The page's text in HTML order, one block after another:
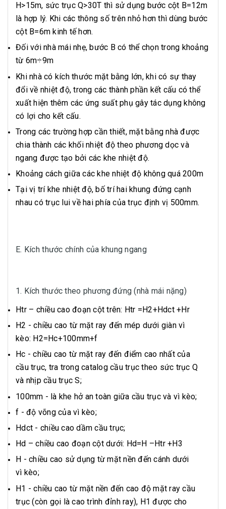
H>15m, sức trục Q>30T thì sử dụng bước cột B=12m
là hợp lý. Khi các thông số trên nhỏ hơn thì dùng bước
cột B=6m kinh tế hơn.
Đối với nhà mái nhẹ, bước B có thể chọn trong khoảng
từ 6m÷9m
Khi nhà có kích thước mặt bằng lớn, khi có sự thay
đổi về nhiệt độ, trong các thành phần kết cấu có thể
xuất hiện thêm các ứng suất phụ gây tác dụng không
có lợi cho kết cấu.
Trong các trường hợp cần thiết, mặt bằng nhà được
chia thành các khối nhiệt độ theo phương dọc và
ngang được tạo bởi các khe nhiệt độ.
Khoảng cách giữa các khe nhiệt độ không quá 200m
Tại vị trí khe nhiệt độ, bố trí hai khung đứng cạnh
nhau có trục lui về hai phía của trục định vị 500mm.
E. Kích thước chính của khung ngang
1. Kích thước theo phương đứng (nhà mái nặng)
Htr – chiều cao đoạn cột trên: Htr =H2+Hdct +Hr
H2 - chiều cao từ mặt ray đến mép dưới giàn vì
kèo: H2=Hc+100mm+f
Hc - chiều cao từ mặt ray đến điểm cao nhất của
cầu trục, tra trong catalog cầu trục theo sức trục Q
và nhịp cầu trục S;
100mm - là khe hở an toàn giữa cầu trục và vì kèo;
f - độ võng của vì kèo;
Hdct - chiều cao dầm cầu trục;
Hd – chiều cao đoạn cột dưới: Hd=H –Htr +H3
H - chiều cao sử dụng từ mặt nền đến cánh dưới
vì kèo;
H1 - chiều cao từ mặt nền đến cao độ mặt ray cầu
trục (còn gọi là cao trình đỉnh ray), H1 được cho